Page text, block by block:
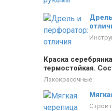
Краска
термостойкая.
Лакокрасочные